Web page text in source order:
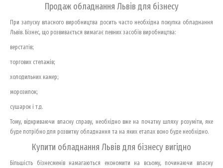
Продаж обладнання Львів для бізнесу
При запуску власного виробництва досить часто необхідна покупка обладнання
Львів. Бізнес, що розвивається вимагає певних засобів виробництва:
верстатів;
торгових стелажів;
холодильних камер;
морозилок;
сушарок і т.д.
Тому, відкриваючи власну справу, необхідно вже на початку шляху розуміти, яке
буде потрібно для розвитку обладнання та на яких етапах воно буде необхідно.
Купити обладнання Львів для бізнесу вигідно
Більшість бізнесменів намагаються економити на всьому, починаючи власну